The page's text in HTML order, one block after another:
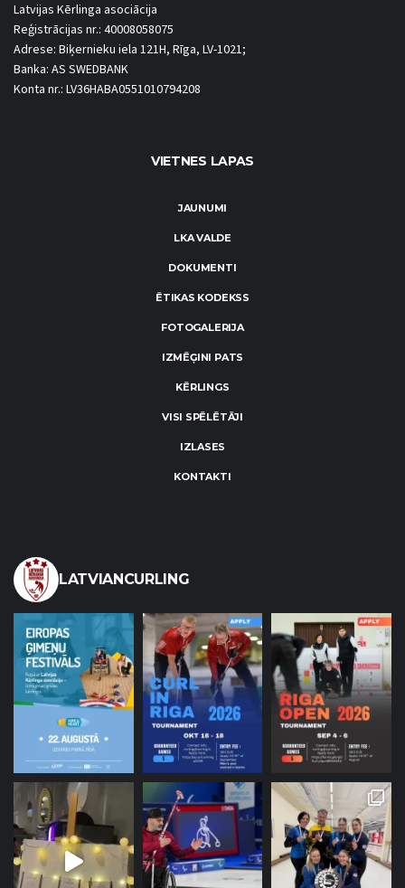
Latvijas Kērlinga asociācija
Reģistrācijas nr.: 40008058075
Adrese: Biķernieku iela 121H, Rīga, LV-1021;
Banka: AS SWEDBANK
Konta nr.: LV36HABA0551010794208
VIETNES LAPAS
JAUNUMI
LKA VALDE
DOKUMENTI
ĒTIKAS KODEKSS
FOTOGALERIJA
IZMĒĢINI PATS
KĒRLINGS
VISI SPĒLĒTĀJI
IZLASES
KONTAKTI
LATVIANCURLING